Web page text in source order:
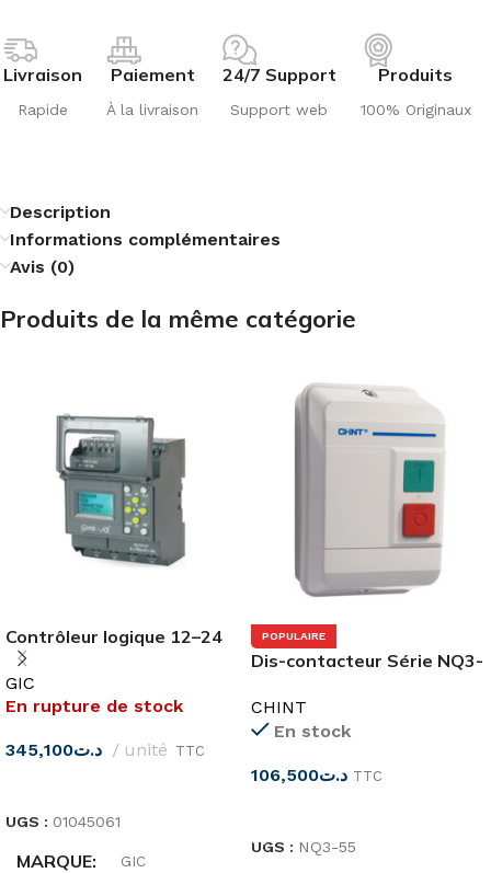
Livraison
Rapide
Paiement
À la livraison
24/7 Support
Support web
Produits
100% Originaux
Description
Informations complémentaires
Avis (0)
Produits de la même catégorie
Contrôleur logique 12–24
VCC GIC
GIC
En rupture de stock
د.ت345,100 unité TTC
UGS : 01045061
MARQUE GIC
POPULAIRE
Dis-contacteur Série NQ3-
CHINT
En stock
د.ت106,500
TTC
UGS : NQ3-55